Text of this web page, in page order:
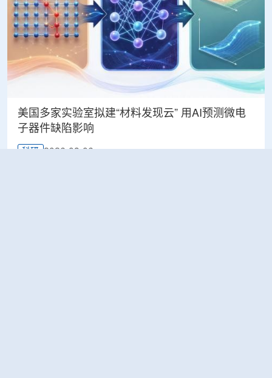
美国多家实验室拟建“材料发现云” 用AI预测微电
子器件缺陷影响
科研 2026-08-06